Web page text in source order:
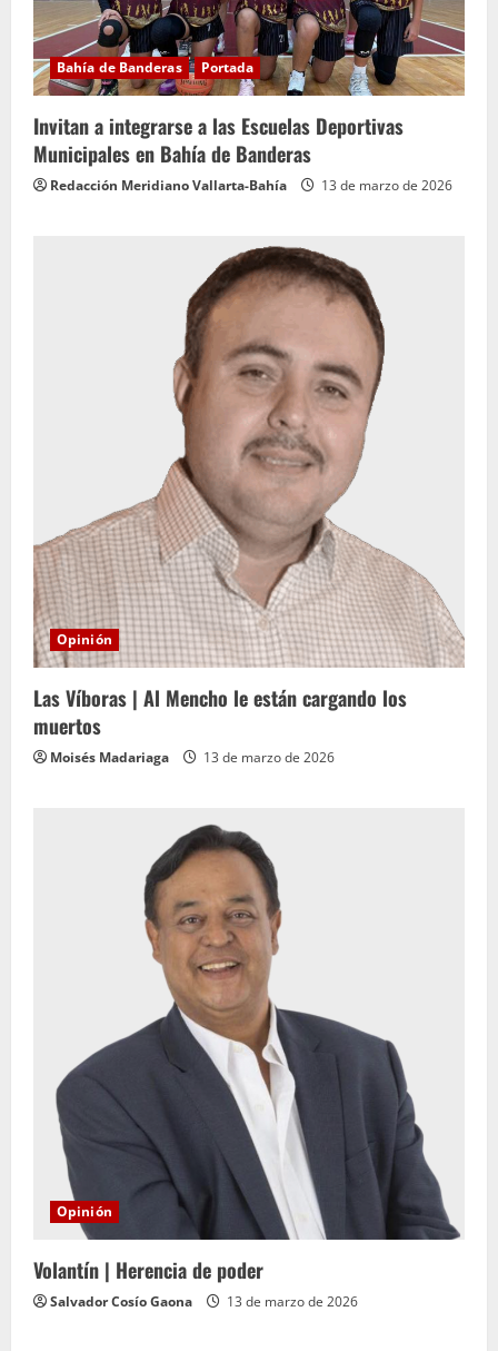
Bahía de Banderas Portada
Invitan a integrarse a las Escuelas Deportivas
Municipales en Bahía de Banderas
Redacción Meridiano Vallarta-Bahía 13 de marzo de 2026
Opinión
Las Víboras | Al Mencho le están cargando los
muertos
Moisés Madariaga 13 de marzo de 2026
Opinión
Volantín | Herencia de poder
Salvador Cosío Gaona 13 de marzo de 2026